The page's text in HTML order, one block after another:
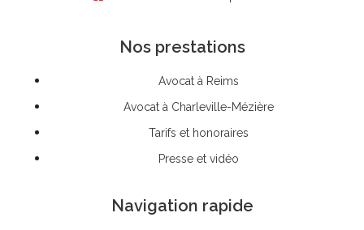
Nos prestations
Avocat à Reims
Avocat à Charleville-Mézière
Tarifs et honoraires
Presse et vidéo
Navigation rapide